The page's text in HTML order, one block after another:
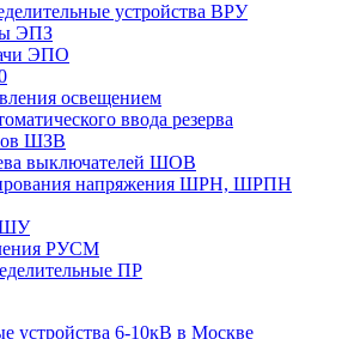
устройства ВРУ
ЭПЗ
ЭПО
освещением
ввода резерва
ШЗВ
выключателей ШОВ
напряжения ШРН, ШРПН
ШУ
РУСМ
ПР